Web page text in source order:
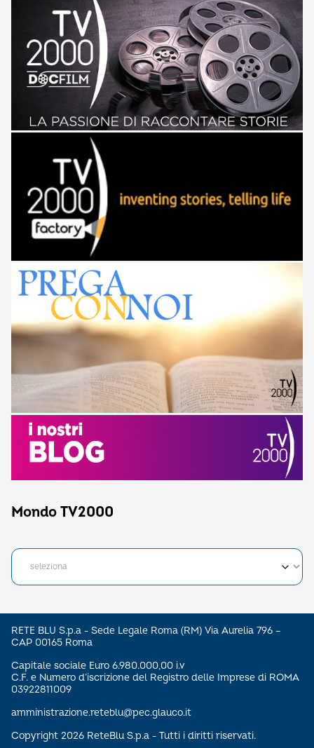
Mondo TV2000
RETE BLU S.p.a - Sede Legale Roma (RM) Via Aurelia 796 –
CAP 00165 Roma
Capitale sociale Euro 6.980.000,00 i.v
C.F. e Numero d’iscrizione del Registro delle Imprese di ROMA
03922811009
amministrazione.reteblu@pec.glauco.it
Copyright 2026 ReteBlu S.p.a - Tutti i diritti riservati.